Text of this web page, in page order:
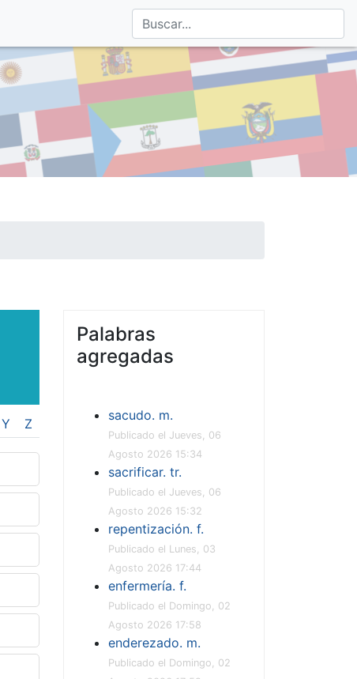
Y Z
Palabras
agregadas
sacudo. m.
Publicado el Jueves, 06
Agosto 2026 15:34
sacrificar. tr.
Publicado el Jueves, 06
Agosto 2026 15:32
repentización. f.
Publicado el Lunes, 03
Agosto 2026 17:44
enfermería. f.
Publicado el Domingo, 02
Agosto 2026 17:58
enderezado. m.
Publicado el Domingo, 02